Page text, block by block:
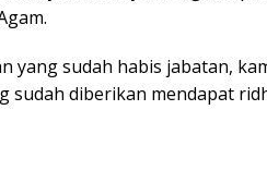
yang sudah habis jabatan,
sudah diberikan mendapat